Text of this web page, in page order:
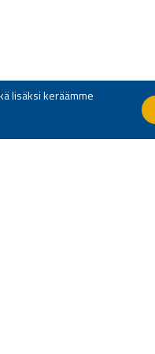
lisäksi keräämme